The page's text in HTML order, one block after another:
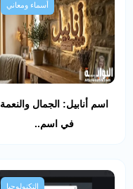
أسماء ومعاني
اسم أنابيل: الجمال والنعمة
في اسم..
التكنولوجيا